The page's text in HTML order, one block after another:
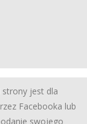
jest dla
Facebooka lub
swojego